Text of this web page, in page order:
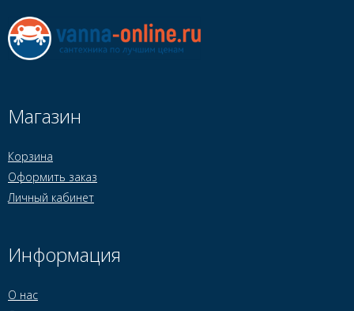
Магазин
Корзина
Оформить заказ
Личный кабинет
Информация
О нас